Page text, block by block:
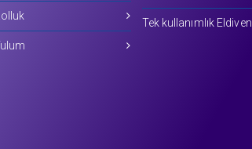
Tek kullanımlık Eldiven